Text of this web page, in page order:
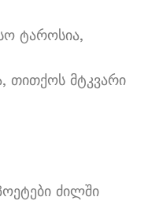
ტაროსია,
თითქოს მტკვარი
ძილში